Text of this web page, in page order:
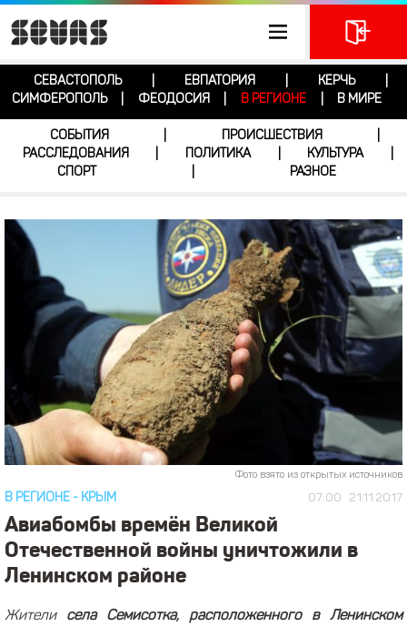
СЕВАСТОПОЛЬ ЕВПАТОРИЯ КЕРЧЬ
СИМФЕРОПОЛЬ
ФЕОДОСИЯ В РЕГИОНЕ В МИРЕ
СОБЫТИЯ ПРОИСШЕСТВИЯ
РАССЛЕДОВАНИЯ
ПОЛИТИКА КУЛЬТУРА
СПОРТ
РАЗНОЕ
Фото взято из открытых источников
07:00 21.11.2017
В РЕГИОНЕ - КРЫМ
Авиабомбы времён Великой
Отечественной войны уничтожили в
Ленинском районе
Жители села Семисотка, расположенного в Ленинском